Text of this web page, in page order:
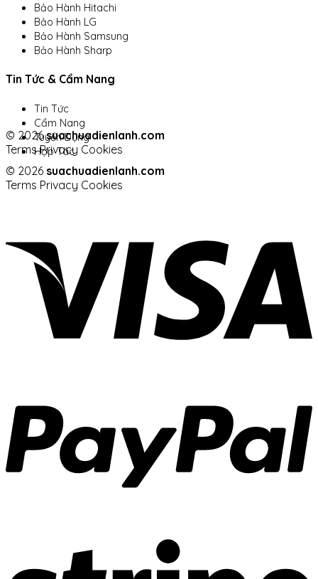
Bảo Hành Hitachi
Bảo Hành LG
Bảo Hành Samsung
Bảo Hành Sharp
Tin Tức & Cẩm Nang
Tin Tức
Cẩm Nang
Tuyển Dụng
Hợp Tác
© 2026suachuadienlanh.com
Terms Privacy Cookies
© 2026 suachuadienlanh.com
Terms Privacy Cookies